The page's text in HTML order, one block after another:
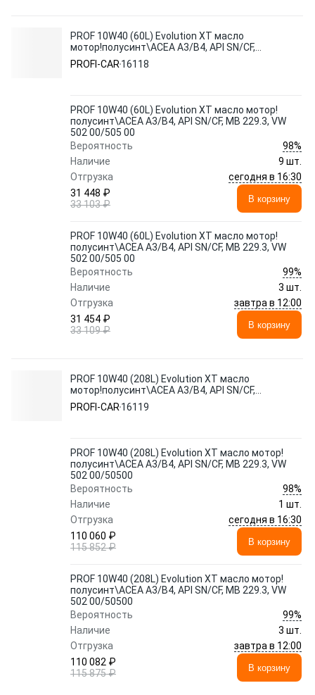
PROF 10W40 (60L) Evolution XT масло
мотор!полусинт\ACEA A3/B4, API SN/CF,
MB 229.3, VW 502 00/505 00
PROFI-CAR 16118
PROF 10W40 (60L) Evolution XT масло мотор!
полусинт\ACEA A3/B4, API SN/CF, MB 229.3, VW
502 00/505 00
Вероятность
98%
Наличие
9 шт.
Отгрузка
сегодня в 16:30
31 448 ₽
33 103 ₽
В корзину
PROF 10W40 (60L) Evolution XT масло мотор!
полусинт\ACEA A3/B4, API SN/CF, MB 229.3, VW
502 00/505 00
Вероятность
99%
Наличие
3 шт.
Отгрузка
завтра в 12:00
31 454 ₽
33 109 ₽
В корзину
PROF 10W40 (208L) Evolution XT масло
мотор!полусинт\ACEA A3/B4, API SN/CF,
MB 229.3, VW 502 00/50500
PROFI-CAR 16119
PROF 10W40 (208L) Evolution XT масло мотор!
полусинт\ACEA A3/B4, API SN/CF, MB 229.3, VW
502 00/50500
Вероятность
98%
Наличие
1 шт.
Отгрузка
сегодня в 16:30
110 060 ₽
115 852 ₽
В корзину
PROF 10W40 (208L) Evolution XT масло мотор!
полусинт\ACEA A3/B4, API SN/CF, MB 229.3, VW
502 00/50500
Вероятность
99%
Наличие
3 шт.
Отгрузка
завтра в 12:00
110 082 ₽
115 875 ₽
В корзину